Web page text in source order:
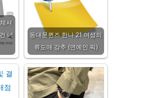
셔
너
동대문퀸즈 한나 21 여성의
류도매 강추 (연예인 픽)